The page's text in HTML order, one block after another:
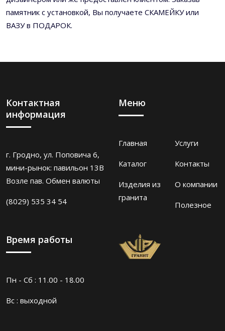
памятник с установкой, Вы получаете СКАМЕЙКУ или
ВАЗУ в ПОДАРОК.
Контактная
информация
г. Гродно, ул. Поповича 6,
мини-рынок: павильон 13В
Возле пав. Обмен валюты
(8029) 535 34 54
Меню
Главная
Каталог
Изделия из
гранита
Услуги
Контакты
О компании
Полезное
Время работы
Пн - Сб : 11.00 - 18.00
Вс : выходной